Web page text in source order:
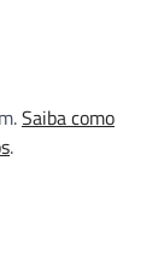
Saiba como
.